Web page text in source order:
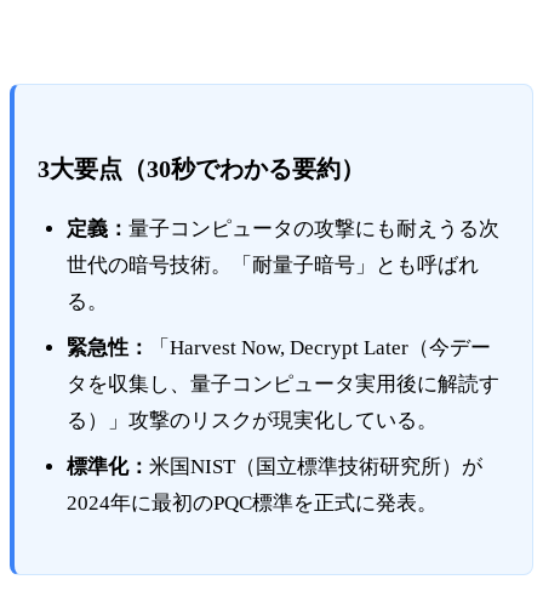
3大要点（30秒でわかる要約）
定義：量子コンピュータの攻撃にも耐えうる次
世代の暗号技術。「耐量子暗号」とも呼ばれ
る。
緊急性：
「Harvest Now, Decrypt Later（今デー
タを収集し、量子コンピュータ実用後に解読す
る）」攻撃のリスクが現実化している。
標準化：米国NIST（国立標準技術研究所）が
2024年に最初のPQC標準を正式に発表。